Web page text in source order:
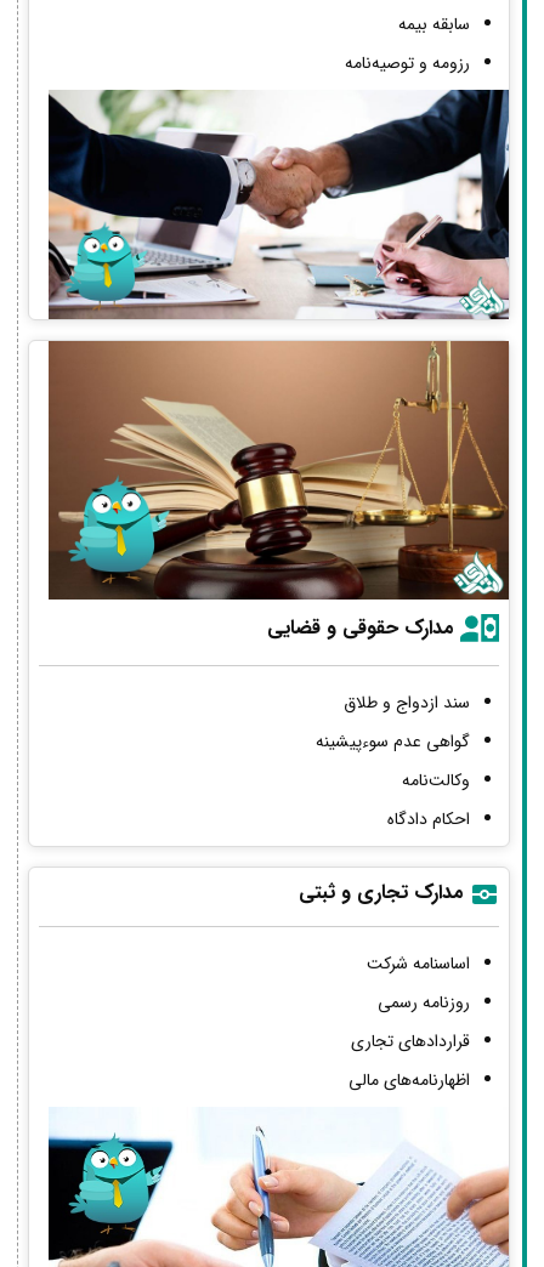
سابقه بیمه
رزومه و توصیه‌نامه
مدارک حقوقی و قضایی
سند ازدواج و طلاق
گواهی عدم سوءپیشینه
وکالت‌نامه
احکام دادگاه
مدارک تجاری و ثبتی
اساسنامه شرکت
روزنامه رسمی
قراردادهای تجاری
اظهارنامه‌های مالی